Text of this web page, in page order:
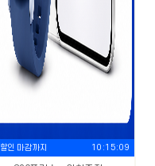
할인 마감까지 10:15:08